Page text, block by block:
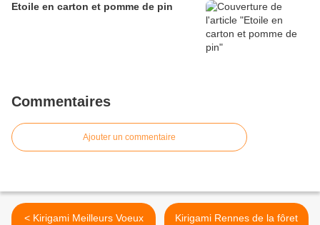
Etoile en carton et pomme de pin
Commentaires
Ajouter un commentaire
< Kirigami Meilleurs Voeux
Kirigami Rennes de la fôret